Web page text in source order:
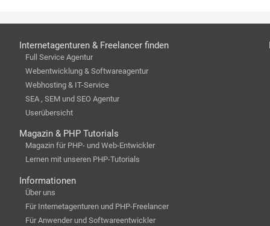
Internetagenturen & Freelancer finden
Full Service Agentur
Webentwicklung & Softwareagentur
Webhosting & IT-Service
SEA , SEM und SEO Agentur
Userübersicht
Magazin & PHP Tutorials
Magazin für PHP- und Web-Entwickler
Lernen mit unseren PHP-Tutorials
Informationen
Über uns
Für Internetagenturen und PHP-Freelancer
Für Anwender und Softwareentwickler